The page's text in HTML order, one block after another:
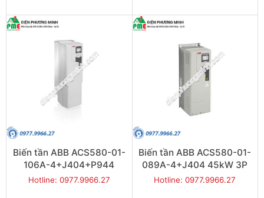
Biến tần ABB ACS580-01-
106A-4+J404+P944
55kW 3P
Hotline: 0977.9966.27
Biến tần ABB ACS580-01-
089A-4+J404 45kW 3P
Hotline: 0977.9966.27